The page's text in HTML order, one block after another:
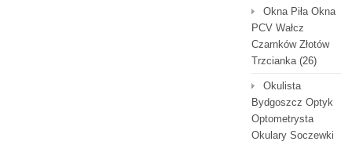
Okna Piła Okna
PCV Wałcz
Czarnków Złotów
Trzcianka(26)
Okulista
Bydgoszcz Optyk
Optometrysta
Okulary Soczewki